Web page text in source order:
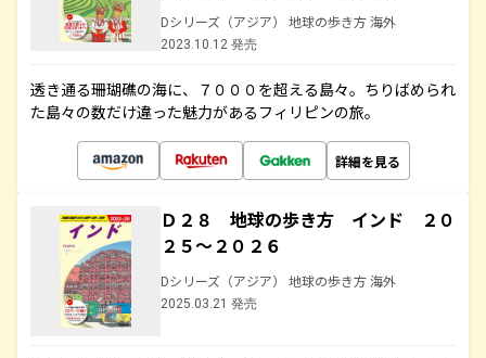
Dシリーズ（アジア） 地球の歩き方 海外
2023.10.12 発売
透き通る珊瑚礁の海に、７０００を超える島々。ちりばめられ
た島々の数だけ違った魅力があるフィリピンの旅。
詳細を見る
Ｄ２８ 地球の歩き方 インド ２０
２５～２０２６
Dシリーズ（アジア） 地球の歩き方 海外
2025.03.21 発売